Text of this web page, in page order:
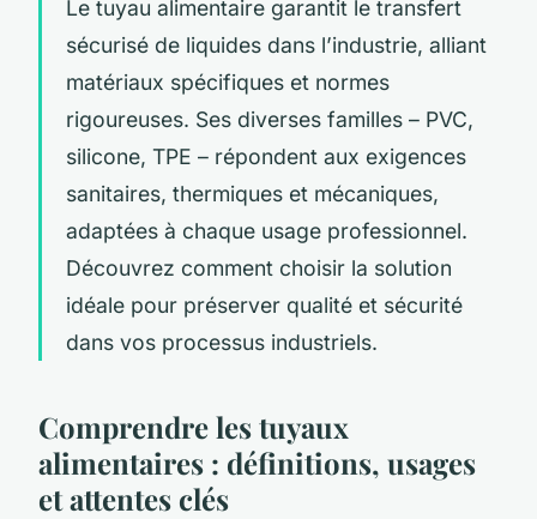
Le tuyau alimentaire garantit le transfert
sécurisé de liquides dans l’industrie, alliant
matériaux spécifiques et normes
rigoureuses. Ses diverses familles – PVC,
silicone, TPE – répondent aux exigences
sanitaires, thermiques et mécaniques,
adaptées à chaque usage professionnel.
Découvrez comment choisir la solution
idéale pour préserver qualité et sécurité
dans vos processus industriels.
Comprendre les tuyaux
alimentaires : définitions, usages
et attentes clés